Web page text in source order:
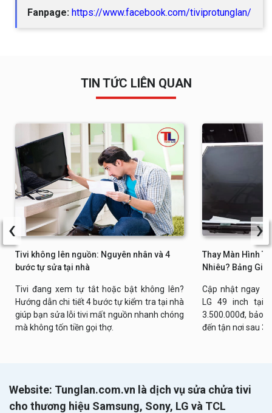
Fanpage: https://www.facebook.com/tiviprotunglan/
TIN TỨC LIÊN QUAN
Tivi không lên nguồn: Nguyên nhân và 4
bước tự sửa tại nhà
Tivi đang xem tự tắt hoặc bật không lên?
Hướng dẫn chi tiết 4 bước tự kiểm tra tại nhà
giúp bạn sửa lỗi tivi mất nguồn nhanh chóng
mà không tốn tiền gọi thợ.
Thay Màn Hình
Nhiêu? Bảng Giá
Cập nhật ngay
LG 49 inch tại
3.500.000đ, bảo
đến tận nơi sau
‹ ›
Website: Tunglan.com.vn là dịch vụ sửa chửa tivi
cho thương hiệu Samsung, Sony, LG và TCL